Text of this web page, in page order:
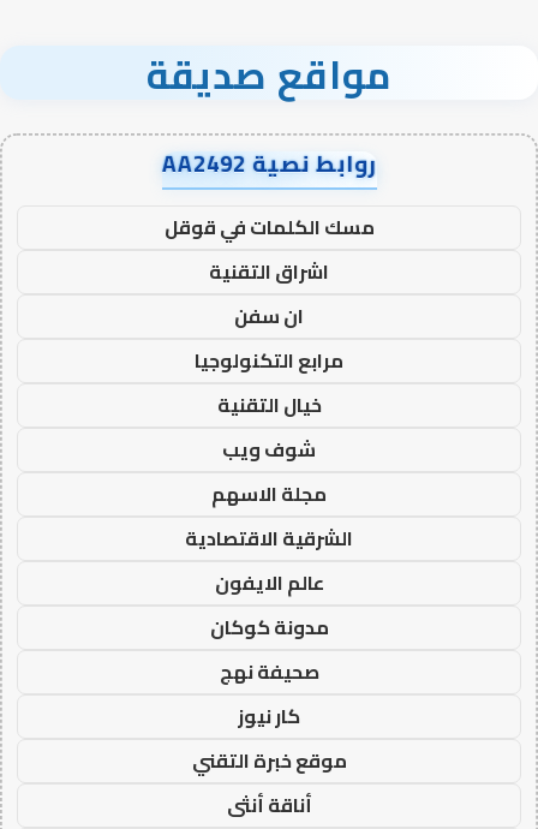
مواقع صديقة
روابط نصية AA2492
مسك الكلمات في قوقل
اشراق التقنية
ان سفن
مرابع التكنولوجيا
خيال التقنية
شوف ويب
مجلة الاسهم
الشرقية الاقتصادية
عالم الايفون
مدونة كوكان
صحيفة نهج
كار نيوز
موقع خبرة التقني
أناقة أنثى